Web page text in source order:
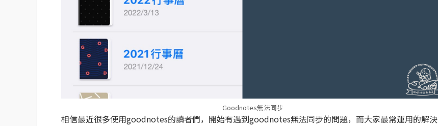
Goodnotes無法同步
相信最近很多使用goodnotes的讀者們，開始有遇到goodnotes無法同步的問題，而大家最常運用的解決